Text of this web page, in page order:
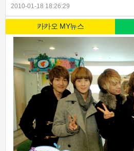
2010-01-18 18:26:29
카카오 MY뉴스